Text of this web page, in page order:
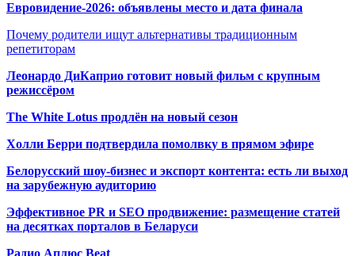
Евровидение-2026: объявлены место и дата финала
Почему родители ищут альтернативы традиционным
репетиторам
Леонардо ДиКаприо готовит новый фильм с крупным
режиссёром
The White Lotus продлён на новый сезон
Холли Берри подтвердила помолвку в прямом эфире
Белорусский шоу-бизнес и экспорт контента: есть ли выход
на зарубежную аудиторию
Эффективное PR и SEO продвижение: размещение статей
на десятках порталов в Беларуси
Радио Аплюс Beat